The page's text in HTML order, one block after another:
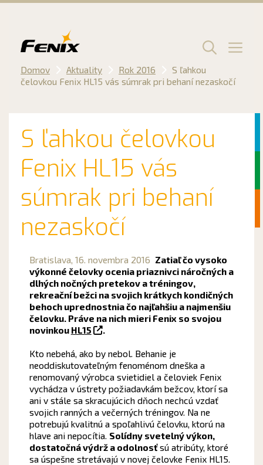
Menu
Domov Aktuality Rok 2016
S ľahkou
čelovkou Fenix ​​HL15 vás súmrak pri behaní nezaskočí
S ľahkou čelovkou
Fenix ​​HL15 vás
súmrak pri behaní
nezaskočí
Bratislava, 16. novembra 2016 Zatiaľ čo vysoko
výkonné čelovky ocenia priaznivci náročných a
dlhých nočných pretekov a tréningov,
rekreační bežci na svojich krátkych kondičných
behoch uprednostnia čo najľahšiu a najmenšiu
čelovku. Práve na nich mieri Fenix so svojou
novinkou HL15 .
Kto nebehá, ako by nebol. Behanie je
neoddiskutovateľným fenoménom dneška a
renomovaný výrobca svietidiel a čeloviek Fenix
vychádza v ústrety požiadavkám bežcov, ktorí sa
ani v stále sa skracujúcich dňoch nechcú vzdať
svojich ranných a večerných tréningov. Na ne
potrebujú kvalitnú a spoľahlivú čelovku, ktorú na
hlave ani nepocítia. Solídny svetelný výkon,
dostatočná výdrž a odolnosťsú atribúty, ktoré
sa úspešne stretávajú v novej čelovke Fenix HL15.